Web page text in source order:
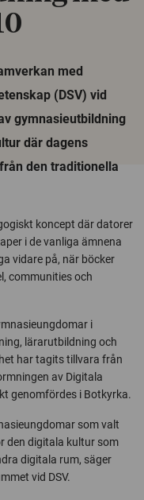
med
(DSV) vid
gymnasieutbildning
där dagens
den traditionella
koncept där datorer
i de vanliga ämnena
vidare på, när böcker
communities och
i
lärarutbildning och
har tagits tillvara från
av Digitala
genomfördes i Botkyrka.
som valt
den digitala kultur som
digitala rum, säger
vid DSV.